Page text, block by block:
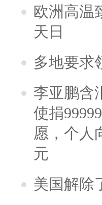
欧洲高温
天日
多地要求
李亚鹏含
使捐
愿，个人
元
美国解除